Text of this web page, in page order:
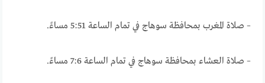
– صلاة المغرب بمحافظة سوهاج في تمام الساعة 5:51 مساءً.
– صلاة العشاء بمحافظة سوهاج في تمام الساعة 7:6 مساءً.